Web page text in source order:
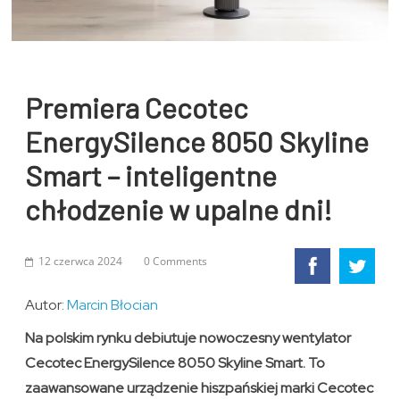
Premiera Cecotec
EnergySilence 8050 Skyline
Smart – inteligentne
chłodzenie w upalne dni!
12 czerwca 2024 0 Comments
Autor:Marcin Błocian
Na polskim rynku debiutuje nowoczesny wentylator
Cecotec EnergySilence 8050 Skyline Smart. To
zaawansowane urządzenie hiszpańskiej marki Cecotec